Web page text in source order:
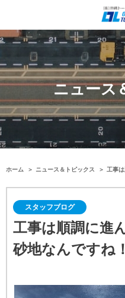
ニュース
ホーム ニュース＆トピックス 工事
スタッフブログ
工事は順調に進
砂地なんですね